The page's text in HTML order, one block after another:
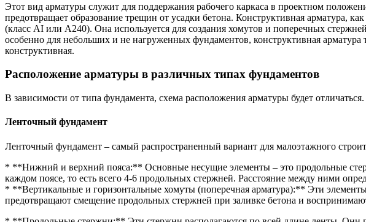
Этот вид арматуры служит для поддержания рабочего каркаса в проектном
предотвращает образование трещин от усадки бетона. Конструктивная арматура,
(класс АI или А240). Она используется для создания хомутов и поперечных
особенно для небольших и не нагруженных фундаментов, конструктивная
конструктивная.
Расположение арматуры в различных типах фундаментов
В зависимости от типа фундамента, схема расположения арматуры будет
Ленточный фундамент
Ленточный фундамент – самый распространенный вариант для малоэтажного
* **Нижний и верхний пояса:** Основные несущие элементы – это продольные
каждом поясе, то есть всего 4-6 продольных стержней. Расстояние между ними
* **Вертикальные и горизонтальные хомуты (поперечная арматура):** Эти
предотвращают смещение продольных стержней при заливке бетона и